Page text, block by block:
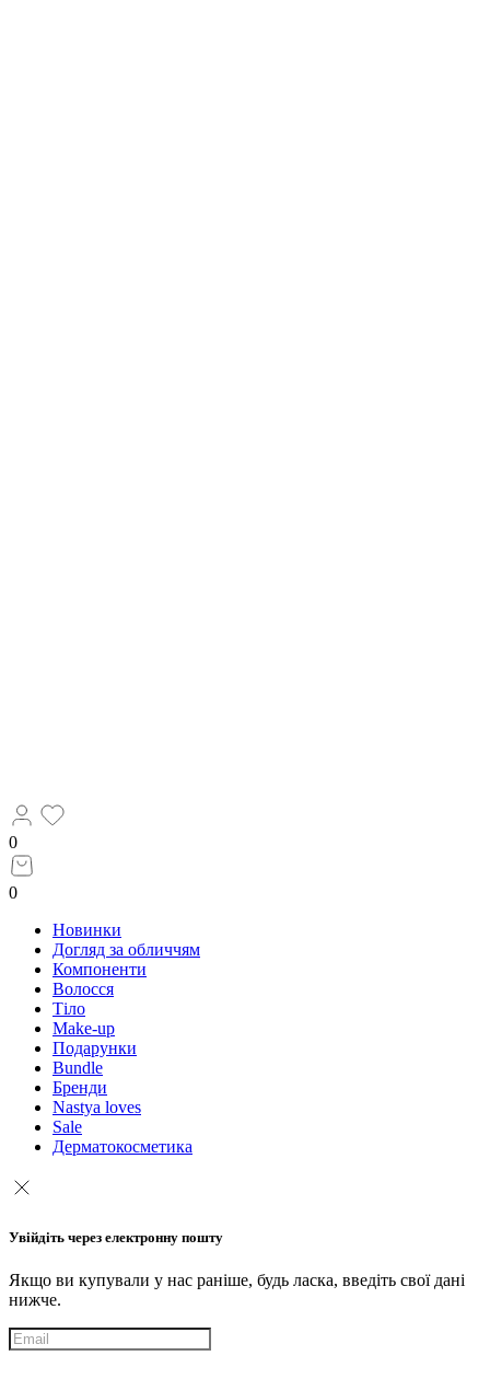
0
0
Новинки
Догляд за обличчям
Компоненти
Волосся
Тіло
Make-up
Подарунки
Bundle
Бренди
Nastya loves
Sale
Дерматокосметика
Увійдіть через електронну пошту
Якщо ви купували у нас раніше, будь ласка, введіть свої дані
нижче.